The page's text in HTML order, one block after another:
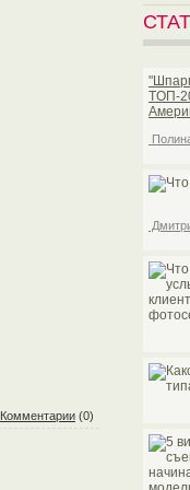
Комментарии (0)
TOП-